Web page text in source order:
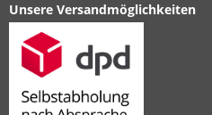
Unsere Versandmöglichkeiten